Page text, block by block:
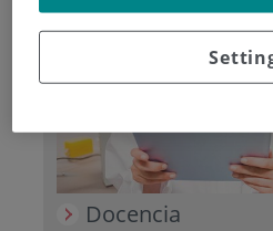
Docencia